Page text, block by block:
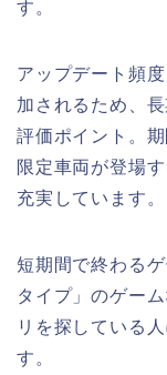
す。
アップデート頻
加されるため、
評価ポイント。
限定車両が登場
充実しています。
短期間で終わる
タイプ」のゲー
リを探している
す。